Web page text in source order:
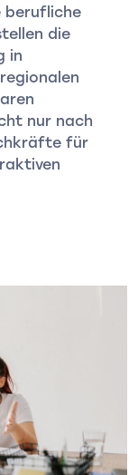
berufliche
die
in
nur nach
für